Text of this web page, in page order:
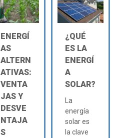
ENERGÍ
AS
ALTERN
ATIVAS:
VENTA
JAS Y
DESVE
NTAJA
S
¿QUÉ
ES LA
ENERGÍ
A
SOLAR?
La
energía
solar es
la clave